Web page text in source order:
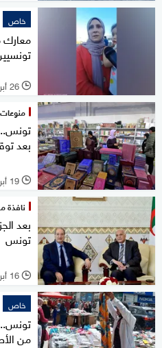
خاص
معارك
l 26 أبريل 2023
منوعات
تونس..
بعد
l 19 أبريل 2023
نافذة
بعد
تونس
l 16 أبريل 2023
خاص
تونس..
من